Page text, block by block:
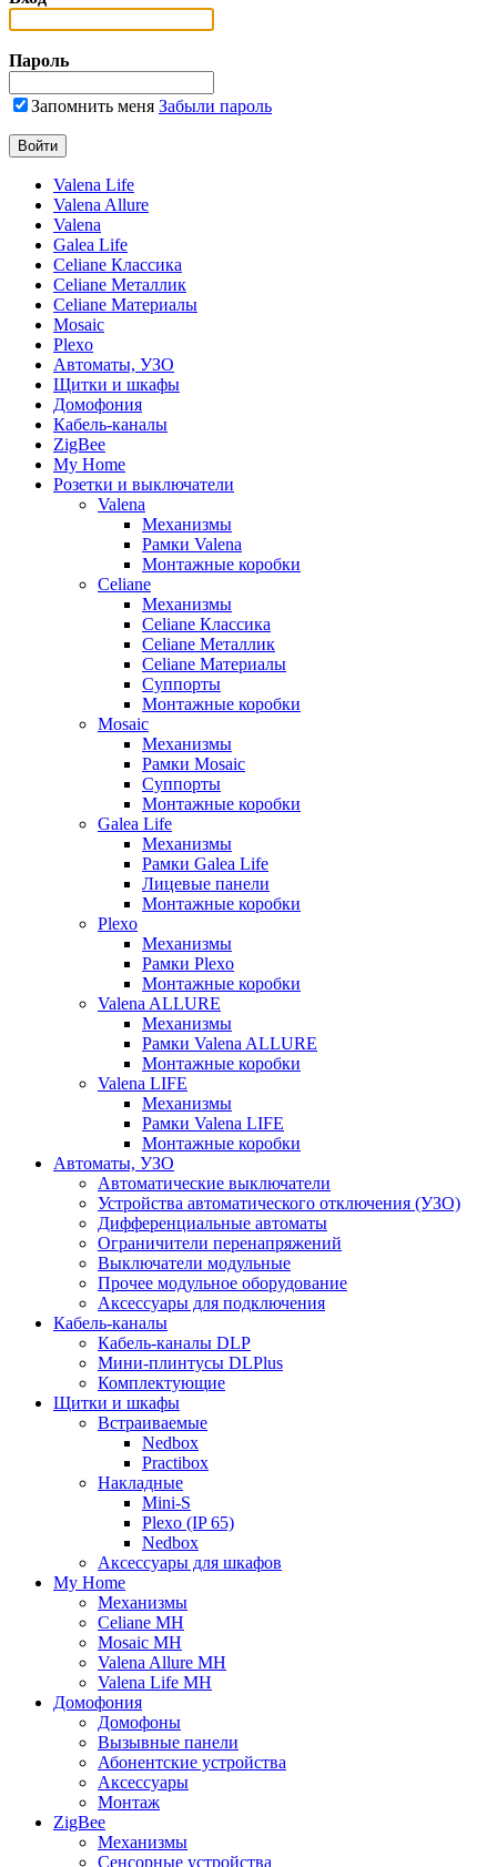
Пароль
Запомнить меня Забыли пароль
Valena Life
Valena Allure
Valena
Galea Life
Celiane Классика
Celiane Металлик
Celiane Материалы
Mosaic
Plexo
Автоматы, УЗО
Щитки и шкафы
Домофония
Кабель-каналы
ZigBee
My Home
Розетки и выключатели
Valena
Механизмы
Рамки Valena
Монтажные коробки
Celiane
Механизмы
Celiane Классика
Celiane Металлик
Celiane Материалы
Суппорты
Монтажные коробки
Mosaic
Механизмы
Рамки Mosaic
Суппорты
Монтажные коробки
Galea Life
Механизмы
Рамки Galea Life
Лицевые панели
Монтажные коробки
Plexo
Механизмы
Рамки Plexo
Монтажные коробки
Valena ALLURE
Механизмы
Рамки Valena ALLURE
Монтажные коробки
Valena LIFE
Механизмы
Рамки Valena LIFE
Монтажные коробки
Автоматы, УЗО
Автоматические выключатели
Устройства автоматического отключения (УЗО)
Дифференциальные автоматы
Ограничители перенапряжений
Выключатели модульные
Прочее модульное оборудование
Аксессуары для подключения
Кабель-каналы
Кабель-каналы DLP
Мини-плинтусы DLPlus
Комплектующие
Щитки и шкафы
Встраиваемые
Nedbox
Practibox
Накладные
Mini-S
Plexo (IP 65)
Nedbox
Аксессуары для шкафов
My Home
Механизмы
Celiane MH
Mosaic MH
Valena Allure MH
Valena Life MH
Домофония
Домофоны
Вызывные панели
Абонентские устройства
Аксессуары
Монтаж
ZigBee
Механизмы
Сенсорные устройства